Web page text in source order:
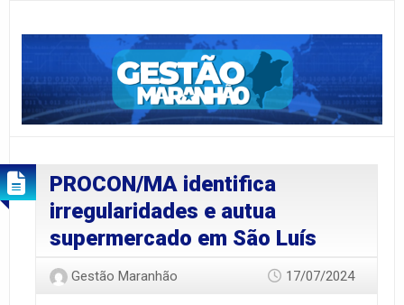
PROCON/MA identifica
irregularidades e autua
supermercado em São Luís
Gestão Maranhão 17/07/2024